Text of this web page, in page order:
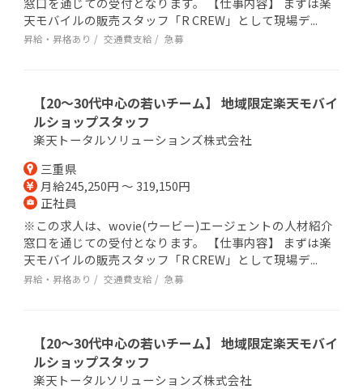
天モバイルの販売スタッフ「R CREW」として現場デ...
昇給・昇格あり 交通費支給 急募
【20～30代中心の若いチーム】 地域限定楽天モバイ
ルショップスタッフ
楽天トータルソリューションズ株式会社
三重県
月給245,250円 ～ 319,150円
正社員
※この求人は、wovie(ウービー)エージェントの人材紹介
窓口を通じての受付となります。 【仕事内容】 まずは楽
天モバイルの販売スタッフ「R CREW」として現場デ...
昇給・昇格あり 交通費支給 急募
【20～30代中心の若いチーム】 地域限定楽天モバイ
ルショップスタッフ
楽天トータルソリューションズ株式会社